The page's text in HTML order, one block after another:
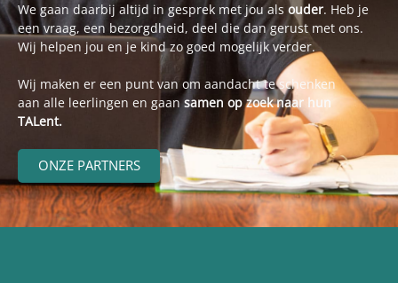
We gaan daarbij altijd in gesprek met jou als ouder. Heb je
een vraag, een bezorgdheid, deel die dan gerust met ons.
Wij helpen jou en je kind zo goed mogelijk verder.
Wij maken er een punt van om aandacht te schenken
aan alle leerlingen en gaansamen op zoek naar hun
TALent.
ONZE PARTNERS